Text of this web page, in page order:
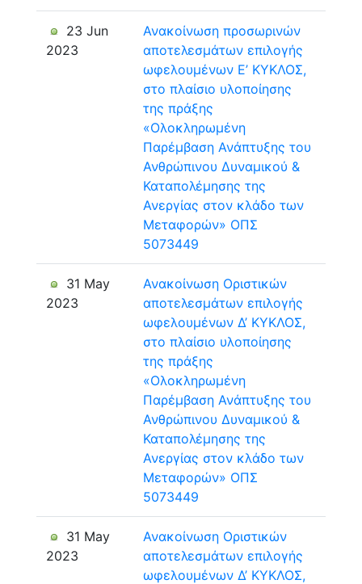
23 Jun
2023
Ανακοίνωση προσωρινών
αποτελεσμάτων επιλογής
ωφελουμένων Ε’ ΚΥΚΛΟΣ,
στο πλαίσιο υλοποίησης
της πράξης
«Ολοκληρωμένη
Παρέμβαση Ανάπτυξης του
Ανθρώπινου Δυναμικού &
Καταπολέμησης της
Ανεργίας στον κλάδο των
Μεταφορών» ΟΠΣ
5073449
31 May
2023
Ανακοίνωση Οριστικών
αποτελεσμάτων επιλογής
ωφελουμένων Δ’ ΚΥΚΛΟΣ,
στο πλαίσιο υλοποίησης
της πράξης
«Ολοκληρωμένη
Παρέμβαση Ανάπτυξης του
Ανθρώπινου Δυναμικού &
Καταπολέμησης της
Ανεργίας στον κλάδο των
Μεταφορών» ΟΠΣ
5073449
31 May
2023
Ανακοίνωση Οριστικών
αποτελεσμάτων επιλογής
ωφελουμένων Δ’ ΚΥΚΛΟΣ,